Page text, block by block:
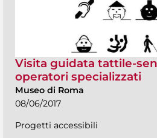
Visita guidata tattile-
operatori specializzati
Museo di Roma
08/06/2017
Progetti accessibili